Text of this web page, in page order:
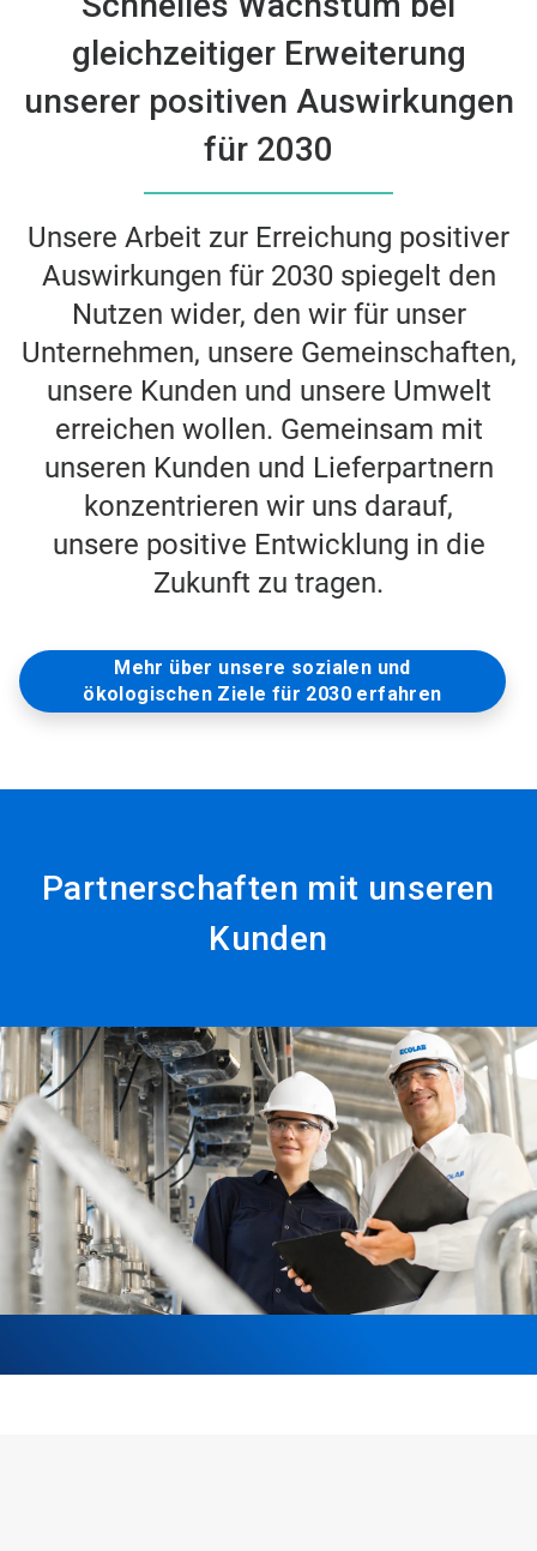
gleichzeitiger Erweiterung
unserer positiven Auswirkungen
für 2030
Unsere Arbeit zur Erreichung positiver
Auswirkungen für 2030 spiegelt den
Nutzen wider, den wir für unser
Unternehmen, unsere Gemeinschaften,
unsere Kunden und unsere Umwelt
erreichen wollen. Gemeinsam mit
unseren Kunden und Lieferpartnern
konzentrieren wir uns darauf,
unsere positive Entwicklung in die
Zukunft zu tragen.
Mehr über unsere sozialen und
ökologischen Ziele für 2030 erfahren
Partnerschaften mit unseren
Kunden